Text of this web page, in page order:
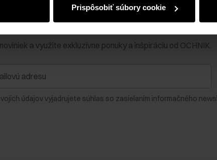
Prispôsobiť súbory cookie
€ na prvý nákup!
a využite exkluzívne ponuky a inšpiráciu od OCHNIK.
údajov vyjadrujete súhlas so zasielaním informačného